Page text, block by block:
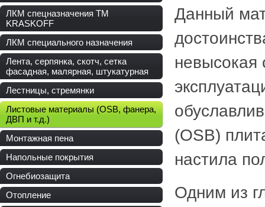
ЛКМ спецназначения ТМ
KRASKOFF
ЛКМ специального назначения
Лента, серпянка, скотч, сетка
фасадная, малярная, штукатурная
Лестницы, стремянки
Листовые материалы (OSB, фанера,
ДВП и т.д.)
Монтажная пена
Напольные покрытия
Огнебиозащита
Отопление
Данный
невысокая
(OSB)
настила
Одним из